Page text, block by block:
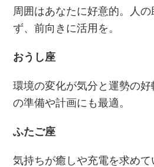
周囲はあなたに好意的。人
ず、前向きに活用を。
おうし座
環境の変化が気分と運勢の
の準備や計画にも最適。
ふたご座
気持ちが癒しや充電を求め